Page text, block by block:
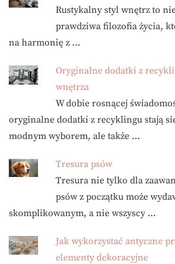
Rustykalny styl wnętrz to
prawdziwa filozofia życia,
na harmonię z …
Oryginalne dodatki z
wnętrza
W dobie rosnącej
oryginalne dodatki z recyklingu stają
modnym wyborem, ale także …
Tresura psów
Tresura nie tylko dla
psów z początku może
skomplikowanym, a nie wszyscy …
Jak wykorzystać antyczne
elementy dekoracyjne